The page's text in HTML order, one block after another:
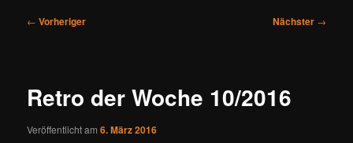
springen
springen
B
a
s
← Vorheriger Nächster →
Retro der Woche 10/2016
Veröffentlicht am6. März 2016